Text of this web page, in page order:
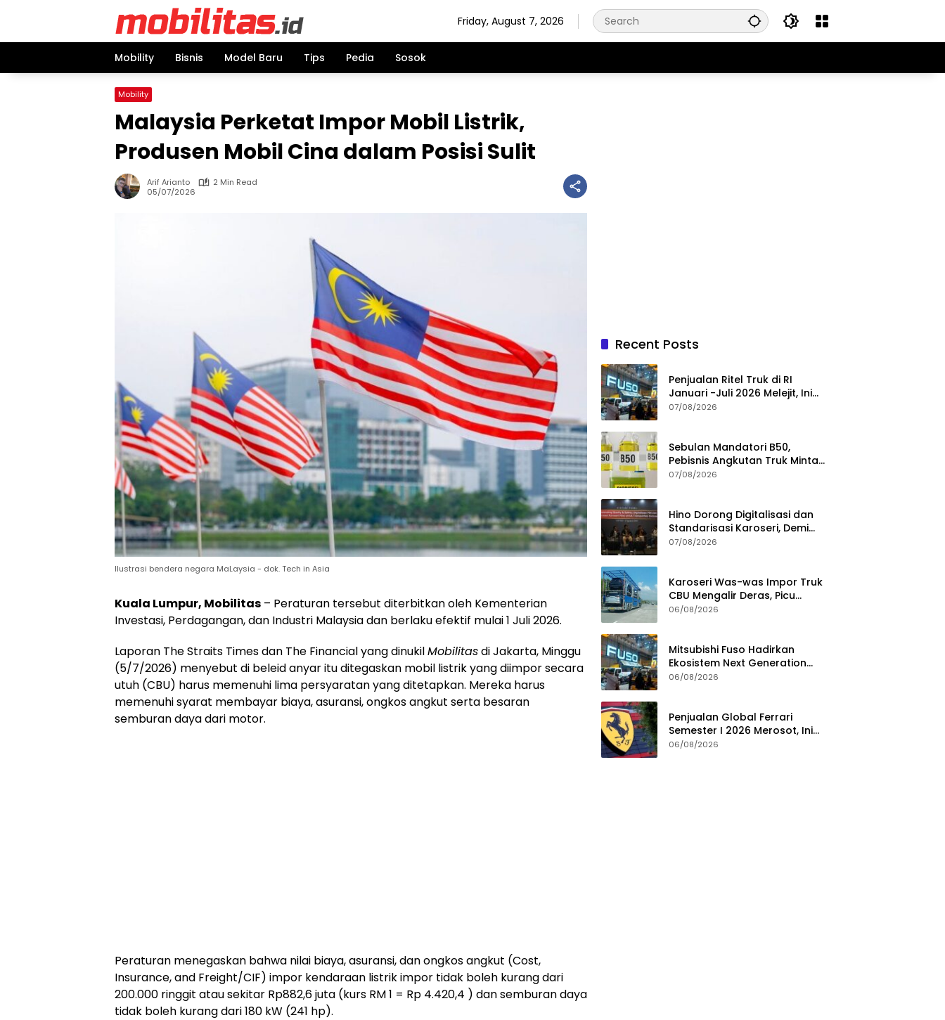
Friday, August 7, 2026
Mobility Bisnis Model Baru Tips Pedia Sosok
Mobility
Malaysia Perketat Impor Mobil Listrik,
Produsen Mobil Cina dalam Posisi Sulit
Arif Arianto
2 Min Read
05/07/2026
Ilustrasi bendera negara MaLaysia - dok. Tech in Asia
Kuala Lumpur, Mobilitas – Peraturan tersebut diterbitkan oleh Kementerian
Investasi, Perdagangan, dan Industri Malaysia dan berlaku efektif mulai 1 Juli 2026.
Laporan The Straits Times dan The Financial yang dinukilMobilitasdi Jakarta, Minggu
(5/7/2026) menyebut di beleid anyar itu ditegaskan mobil listrik yang diimpor secara
utuh (CBU) harus memenuhi lima persyaratan yang ditetapkan. Mereka harus
memenuhi syarat membayar biaya, asuransi, ongkos angkut serta besaran
semburan daya dari motor.
Peraturan menegaskan bahwa nilai biaya, asuransi, dan ongkos angkut (Cost,
Insurance, and Freight/CIF) impor kendaraan listrik impor tidak boleh kurang dari
200.000 ringgit atau sekitar Rp882,6 juta (kurs RM 1 = Rp 4.420,4 ) dan semburan daya
tidak boleh kurang dari 180 kW (241 hp).
Recent Posts
Penjualan Ritel Truk di RI
Januari -Juli 2026 Melejit, Ini
Pemicuny
07/08/2026
Sebulan Mandatori B50,
Pebisnis Angkutan Truk Minta
Jaminan Ketersediaan BBM
07/08/2026
Hino Dorong Digitalisasi dan
Standarisasi Karoseri, Demi
Jamin Kualitas Kendaraan
07/08/2026
Karoseri Was-was Impor Truk
CBU Mengalir Deras, Picu
Persaingan Tak Sehat
06/08/2026
Mitsubishi Fuso Hadirkan
Ekosistem Next Generation
Zero Down Time di GIIAS 2026
06/08/2026
Penjualan Global Ferrari
Semester I 2026 Merosot, Ini
Penyebabnya
06/08/2026